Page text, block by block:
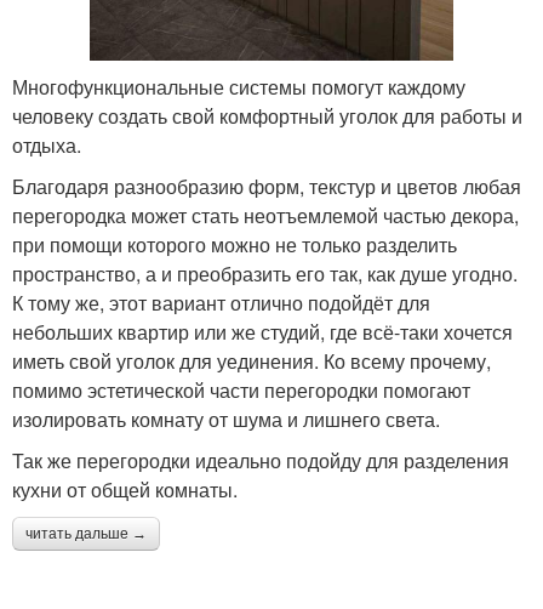
Многофункциональные системы помогут каждому
человеку создать свой комфортный уголок для работы и
отдыха.
Благодаря разнообразию форм, текстур и цветов любая
перегородка может стать неотъемлемой частью декора,
при помощи которого можно не только разделить
пространство, а и преобразить его так, как душе угодно.
К тому же, этот вариант отлично подойдёт для
небольших квартир или же студий, где всё-таки хочется
иметь свой уголок для уединения. Ко всему прочему,
помимо эстетической части перегородки помогают
изолировать комнату от шума и лишнего света.
Так же перегородки идеально подойду для разделения
кухни от общей комнаты.
читать дальше →